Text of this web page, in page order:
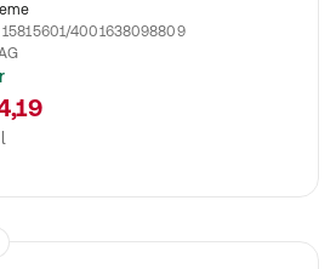
15815601/4001638098809
Rasierschaum für eine sanfte Nassrasur,